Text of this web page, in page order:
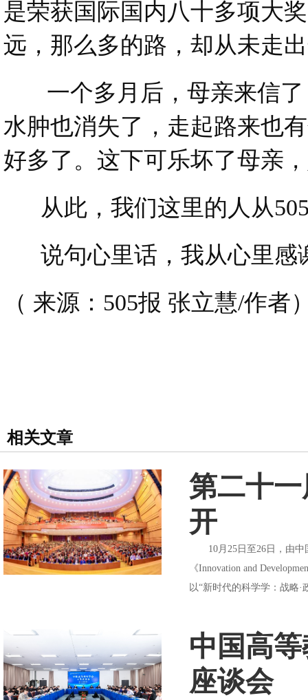
是荣获国际国内八十多项大
远，那么多的路，却从未走
一个多月后，母亲来信了
水肿也消失了，走起路来也
好多了。这下可乐坏了母亲
从此，我们这里的人从
说句心里话，我从心里感
（ 来源：505报 张立慧/作者
相关文章
第二十
开
10月25日至26日，由中
《Innovation and
以“新时代的科学学：战略
中国高
座谈会